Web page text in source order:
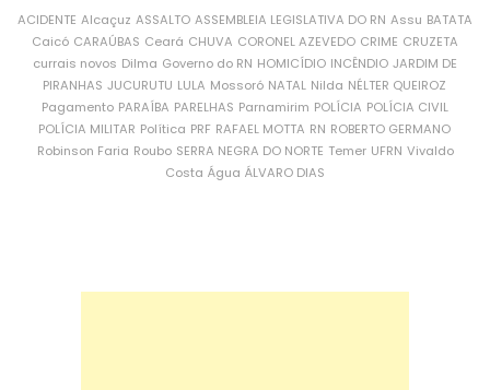
ACIDENTE Alcaçuz ASSALTO ASSEMBLEIA LEGISLATIVA DO RN Assu BATATA
Caicó CARAÚBAS Ceará CHUVA CORONEL AZEVEDO CRIME CRUZETA
currais novos Dilma Governo do RN HOMICÍDIO INCÊNDIO JARDIM DE
PIRANHAS JUCURUTU LULA Mossoró NATAL Nilda NÉLTER QUEIROZ
Pagamento PARAÍBA PARELHAS Parnamirim POLÍCIA POLÍCIA CIVIL
POLÍCIA MILITAR Política PRF RAFAEL MOTTA RN ROBERTO GERMANO
Robinson Faria Roubo SERRA NEGRA DO NORTE Temer UFRN Vivaldo
Costa Água ÁLVARO DIAS